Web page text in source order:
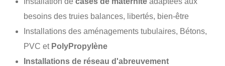
besoins des truies balances, libertés, bien-être
Installations des aménagements tubulaires, Bétons,
PVC et PolyPropylène
Installations de réseau d'abreuvement